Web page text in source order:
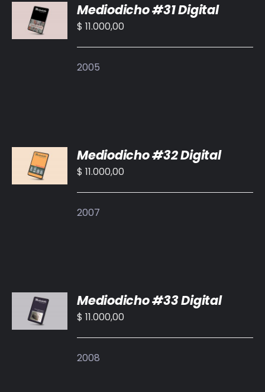
AL
CARRITO
/
Mediodicho #31 Digital
$ 11.000,00
2005
AL
CARRITO
/
Mediodicho #32 Digital
$ 11.000,00
2007
AL
CARRITO
/
Mediodicho #33 Digital
$ 11.000,00
2008